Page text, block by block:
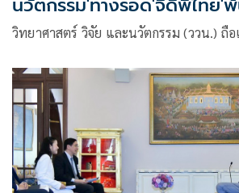
นวัตกรรม'ทางรอด'จีดีพีไทย'พ้
วิทยาศาสตร์ วิจัย และนวัตกรรม (ววน.) ถื